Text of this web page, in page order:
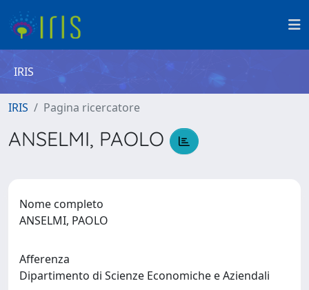
IRIS
IRIS Pagina ricercatore
ANSELMI, PAOLO
Nome completo
ANSELMI, PAOLO
Afferenza
Dipartimento di Scienze Economiche e Aziendali